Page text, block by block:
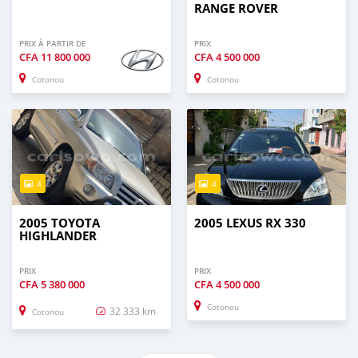
PRIX À PARTIR DE
CFA 11 800 000
Cotonou
RANGE ROVER
PRIX
CFA4 500 000
Cotonou
4
2005 TOYOTA
HIGHLANDER
PRIX
CFA5 380 000
Cotonou 32 333 km
4
2005 LEXUS RX 330
PRIX
CFA4 500 000
Cotonou